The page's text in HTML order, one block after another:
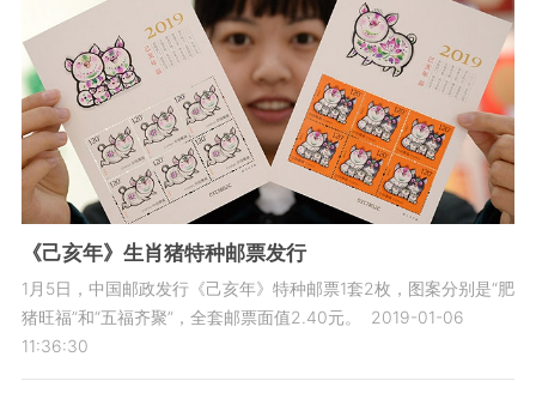
《己亥年》生肖猪特种邮票发行
1月5日，中国邮政发行《己亥年》特种邮票1套2枚，图案分别是“肥
猪旺福”和“五福齐聚”，全套邮票面值2.40元。
2019-01-06
11:36:30